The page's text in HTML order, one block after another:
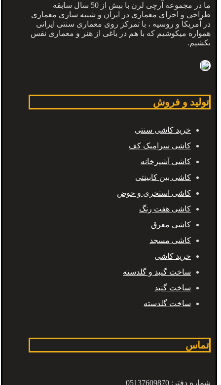
ما در مجموعه آرچی لرن با بیش از 50 سال سابقه
طراحی و اجرای معماری در ایران و شبیه سازی معماری
در آمریکا و روسیه ، با تمرکز روی معماری سنتی ایرانی
همواره میکوشیم که با هم در باغی از هنر و معماری نفس
بکشیم.
تولید و فروش
خرید کاشی سنتی
کاشی سرامیک کف
کاشی آشپزخانه
کاشی بین کابینتی
کاشی استخری و حوض
کاشی هفت رنگ
کاشی معرق
کاشی مسجد
خرید کاشی
ساخت گنبد و گلدسته
ساخت گنبد
ساخت گلدسته
تماس
شماره دفتر: 05137609870